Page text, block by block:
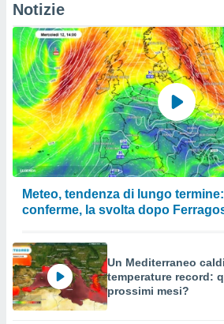
Notizie
Meteo, tendenza di lungo
conferme, la svolta dopo
Un Mediterraneo
temperature record:
prossimi mesi?